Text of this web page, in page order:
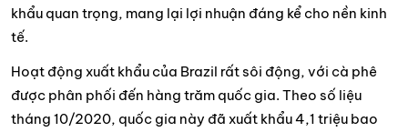
khẩu quan trọng, mang lại lợi nhuận đáng kể cho nền kinh
tế.
Hoạt động xuất khẩu của Brazil rất sôi động, với cà phê
được phân phối đến hàng trăm quốc gia. Theo số liệu
tháng 10/2020, quốc gia này đã xuất khẩu 4,1 triệu bao